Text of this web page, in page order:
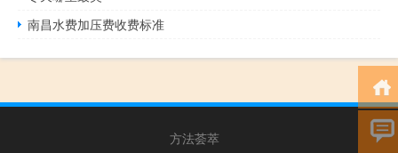
南昌水费加压费收费标准
方法荟萃